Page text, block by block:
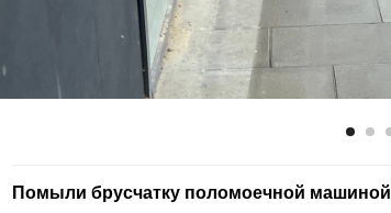
Помыли брусчатку поломоечной машиной